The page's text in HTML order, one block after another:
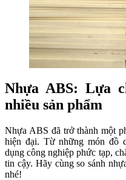
Nhựa ABS: Lựa
nhiều sản phẩm
Nhựa ABS đã trở thành một
hiện đại. Từ những món đồ
dụng công nghiệp phức tạp,
tin cậy. Hãy cùng so sánh
nhé!